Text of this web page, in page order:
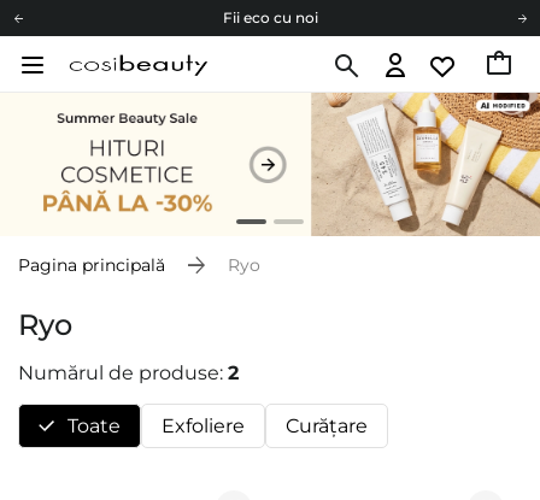
Fii eco cu noi
Pagina principală Ryo
Ryo
Numărul de produse: 2
Toate Exfoliere Curăţare